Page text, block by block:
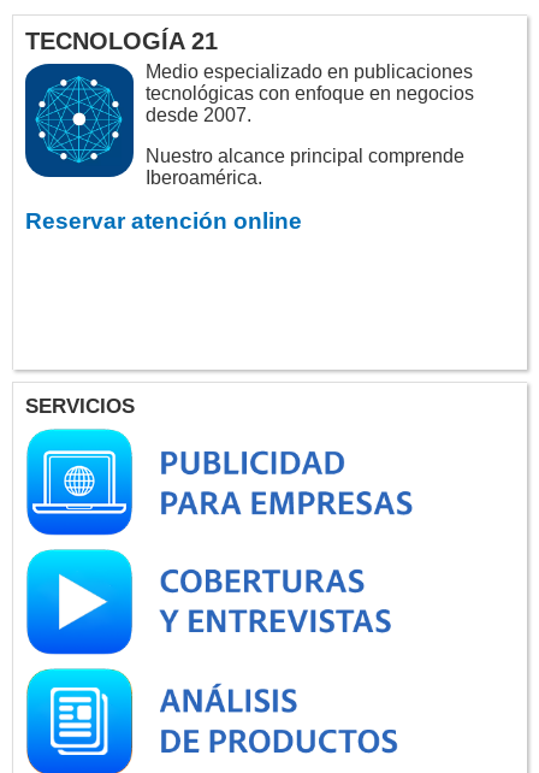
TECNOLOGÍA 21
Medio especializado en publicaciones
tecnológicas con enfoque en negocios
desde 2007.
Nuestro alcance principal comprende
Iberoamérica.
Reservar atención online
SERVICIOS